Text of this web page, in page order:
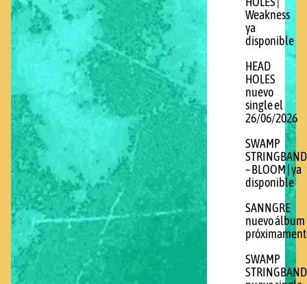
Weakness
ya
disponible
HEAD
HOLES
nuevo
single el
26/06/2026
SWAMP
STRINGBAND
– BLOOM | ya
disponible
SANNGRE
nuevo álbum
SWAMP
STRINGBAND